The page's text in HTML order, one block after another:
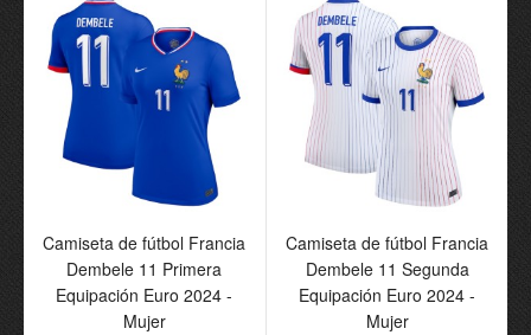
Conjunto
(Camiseta+Pantalón
Camiseta de fútbol Francia
Dembele 11 Primera
Equipación Euro 2024 -
Mujer
Camiseta de fútbol Francia
Dembele 11 Segunda
Equipación Euro 2024 -
Mujer